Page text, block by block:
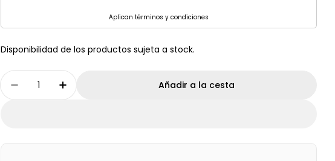
Aplican términos y condiciones
Disponibilidad de los productos sujeta a stock.
Cantidad
Disminuir cantidad para Peluche de Estimulación
Aumentar cantidad para Peluche de
Añadir a la cesta